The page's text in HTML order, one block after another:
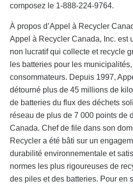
composez le 1-888-224-9764.
À propos d’Appel à Recycler
Appel à Recycler Canada, Inc. est
non lucratif qui collecte et recycle
les batteries pour les
consommateurs. Depuis 1997,
détourné plus de 45 millions de
de batteries du flux des déchets
réseau de plus de 7 000 points de
Canada. Chef de file dans son
Recycler a été bâti sur un
durabilité environnementale et
normes les plus rigoureuses de
des piles et des batteries. Pour en